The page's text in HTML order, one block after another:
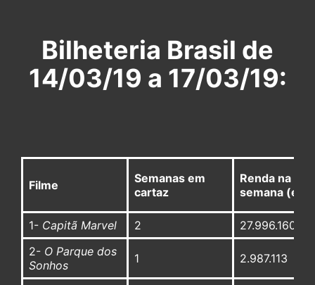
Bilheteria Brasil de
14/03/19 a 17/03/19:
Filme
Semanas em
cartaz
Renda na
semana (em
1- Capitã Marvel 2
27.996.160
2- O Parque dos
Sonhos
1 2.987.113